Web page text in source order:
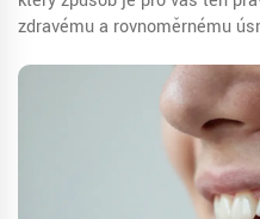
zdravému a rovnoměrnému